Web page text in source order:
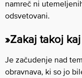
namreč ni
odsvetovani.
»Zakaj takoj
Je začudenje nad
obravnava, ki so jo